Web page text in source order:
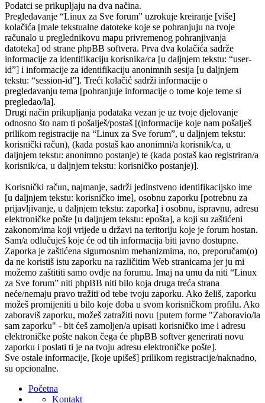
Podatci se prikupljaju na dva načina.
Pregledavanje “Linux za Sve forum” uzrokuje kreiranje [više]
kolačića [male tekstualne datoteke koje se pohranjuju na tvoje
računalo u preglednikovu mapu privremenog pohranjivanja
datoteka] od strane phpBB softvera. Prva dva kolačića sadrže
informacije za identifikaciju korisnika/ca [u daljnjem tekstu: “user-
id”] i informacije za identifikaciju anonimnih sesija [u daljnjem
tekstu: “session-id”]. Treći kolačić sadrži informacije o
pregledavanju tema [pohranjuje informacije o tome koje teme si
pregledao/la].
Drugi način prikupljanja podataka vezan je uz tvoje djelovanje
odnosno što nam ti pošalješ/postaš [(informacije koje nam pošalješ
prilikom registracije na “Linux za Sve forum”, u daljnjem tekstu:
korisnički račun), (kada postaš kao anonimni/a korisnik/ca, u
daljnjem tekstu: anonimno postanje) te (kada postaš kao registriran/a
korisnik/ca, u daljnjem tekstu: korisničko postanje)].
Korisnički račun, najmanje, sadrži jedinstveno identifikacijsko ime
[u daljnjem tekstu: korisničko ime], osobnu zaporku [potrebnu za
prijavljivanje, u daljnjem tekstu: zaporka] i osobnu, ispravnu, adresu
elektroničke pošte [u daljnjem tekstu: epošta], a koji su zaštićeni
zakonom/ima koji vrijede u državi na teritoriju koje je forum hostan.
Sam/a odlučuješ koje će od tih informacija biti javno dostupne.
Zaporka je zaštićena sigurnosnim mehanizmima, no, preporučam(o)
da ne koristiš istu zaporku na različitim Web stranicama jer ju mi
možemo zaštititi samo ovdje na forumu. Imaj na umu da niti “Linux
za Sve forum” niti phpBB niti bilo koja druga treća strana
neće/nemaju pravo tražiti od tebe tvoju zaporku. Ako želiš, zaporku
možeš promijeniti u bilo koje doba u svom korisničkom profilu. Ako
zaboraviš zaporku, možeš zatražiti novu [putem forme "Zaboravio/la
sam zaporku" - bit ćeš zamoljen/a upisati korisničko ime i adresu
elektroničke pošte nakon čega će phpBB softver generirati novu
zaporku i poslati ti je na tvoju adresu elektroničke pošte].
Sve ostale informacije, [koje upišeš] prilikom registracije/naknadno,
su opcionalne.
Početna
Kontakt